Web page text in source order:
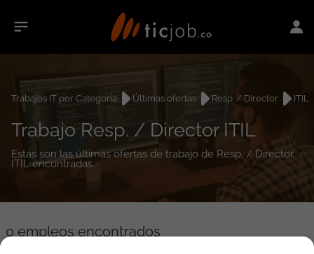
Trabajos IT por Categoría Últimas ofertas Resp. / Director ITIL
Trabajo Resp. / Director ITIL
Estás son las últimas ofertas de trabajo de Resp. / Director
ITIL encontradas.
0 empleos encontrados